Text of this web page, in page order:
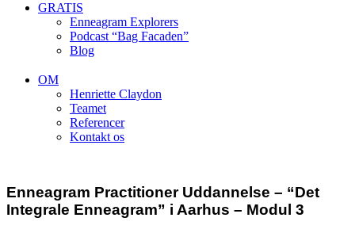
GRATIS
Enneagram Explorers
Podcast “Bag Facaden”
Blog
OM
Henriette Claydon
Teamet
Referencer
Kontakt os
Enneagram Practitioner Uddannelse – “Det
Integrale Enneagram” i Aarhus – Modul 3